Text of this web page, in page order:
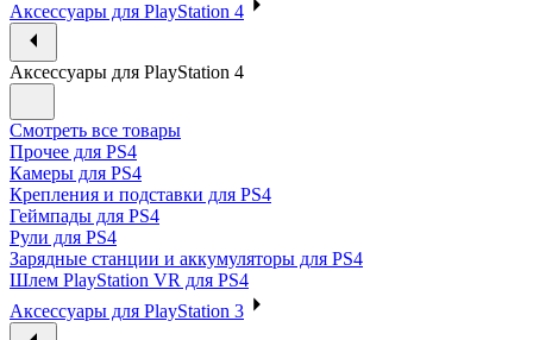
Аксессуары для PlayStation 4
Аксессуары для PlayStation 4
Смотреть все товары
Прочее для PS4
Камеры для PS4
Крепления и подставки для PS4
Геймпады для PS4
Рули для PS4
Зарядные станции и аккумуляторы для PS4
Шлем PlayStation VR для PS4
Аксессуары для PlayStation 3